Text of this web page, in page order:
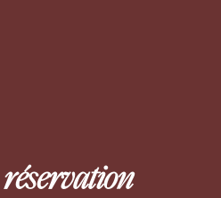
réservation